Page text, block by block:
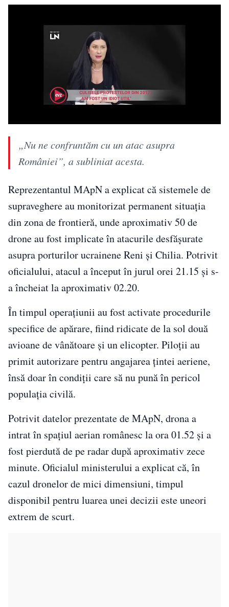
„Nu ne confruntăm cu un atac asupra
României”, a subliniat acesta.
Reprezentantul MApN a explicat că sistemele de
supraveghere au monitorizat permanent situaţia
din zona de frontieră, unde aproximativ 50 de
drone au fost implicate în atacurile desfăşurate
asupra porturilor ucrainene Reni şi Chilia. Potrivit
oficialului, atacul a început în jurul orei 21.15 şi s-
a încheiat la aproximativ 02.20.
În timpul operaţiunii au fost activate procedurile
specifice de apărare, fiind ridicate de la sol două
avioane de vânătoare şi un elicopter. Piloţii au
primit autorizare pentru angajarea ţintei aeriene,
însă doar în condiţii care să nu pună în pericol
populaţia civilă.
Potrivit datelor prezentate de MApN, drona a
intrat în spaţiul aerian românesc la ora 01.52 şi a
fost pierdută de pe radar după aproximativ zece
minute. Oficialul ministerului a explicat că, în
cazul dronelor de mici dimensiuni, timpul
disponibil pentru luarea unei decizii este uneori
extrem de scurt.